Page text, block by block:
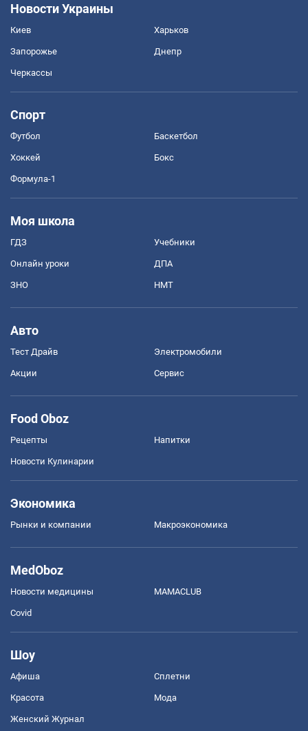
Новости Украины
Киев Харьков
Запорожье Днепр
Черкассы
Спорт
Футбол Баскетбол
Хоккей Бокс
Формула-1
Моя школа
ГДЗ Учебники
Онлайн уроки ДПА
ЗНО НМТ
Авто
Тест Драйв Электромобили
Акции Сервис
Food Oboz
Рецепты Напитки
Новости Кулинарии
Экономика
Рынки и компании Mакроэкономика
MedOboz
Новости медицины MAMACLUB
Covid
Шоу
Афиша Сплетни
Красота Мода
Женский Журнал